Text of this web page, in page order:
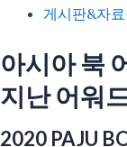
게시판&자료
아시아 북
지난 어워
2020 PAJU